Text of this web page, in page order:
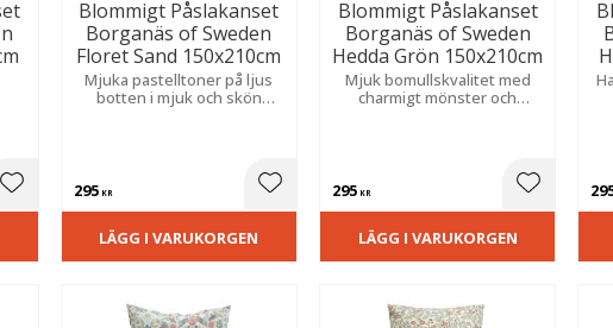
Lägg till i favoriter
Blommigt Påslakanset
Borganäs of Sweden
Floret Sand 150x210cm
Mjuka pastelltoner på ljus
botten i mjuk och skön
295KR Lägg till i favoriter
LÄGG I VARUKORGEN
Blommigt Påslakanset
Borganäs of Sweden
Hedda Grön 150x210cm
Mjuk bomullskvalitet med
charmigt mönster och
295KR Lägg till i
LÄGG I VARUKORGEN